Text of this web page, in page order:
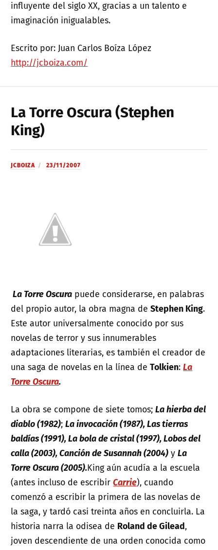
influyente del siglo XX, gracias a un talento e
imaginación inigualables.
Escrito por: Juan Carlos Boíza López
http://jcboiza.com/
La Torre Oscura (Stephen
King)
JCBOIZA 23/11/2007
La Torre Oscura puede considerarse, en palabras
del propio autor, la obra magna deStephen King.
Este autor universalmente conocido por sus
novelas de terror y sus innumerables
adaptaciones literarias, es también el creador de
una saga de novelas en la línea deTolkien:La
Torre Oscura.
La obra se compone de siete tomos;La hierba del
diablo (1982);La invocación (1987), Las tierras
baldías (1991), La bola de cristal (1997), Lobos del
calla (2003), Canción de Susannah (2004) yLa
Torre Oscura (2005).King aún acudía a la escuela
(antes incluso de escribirCarrie), cuando
comenzó a escribir la primera de las novelas de
la saga, y tardó casi treinta años en concluirla. La
historia narra la odisea de Roland de Gilead,
joven descendiente de una orden conocida como